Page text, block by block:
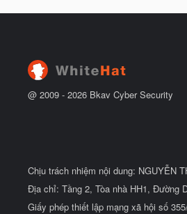
ẻ
@ 2009 - 2026 Bkav Cyber Security
Chịu trách nhiệm nội dung: NGUYỄN
Địa chỉ: Tầng 2, Tòa nhà HH1, Đường
Giấy phép thiết lập mạng xã hội số